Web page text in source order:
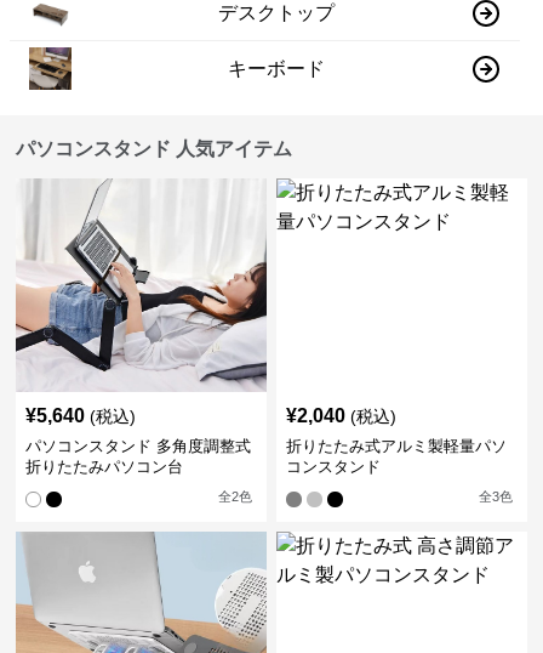
デスクトップ
キーボード
パソコンスタンド 人気アイテム
¥5,640 (税込)
パソコンスタンド 多角度調整式
折りたたみパソコン台
全2色
¥2,040 (税込)
折りたたみ式アルミ製軽量パソ
コンスタンド
全3色